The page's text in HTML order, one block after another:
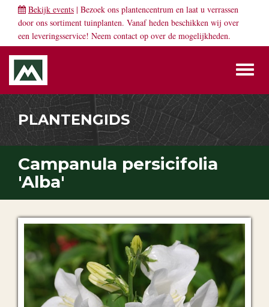
Bekijk events | Bezoek ons plantencentrum en laat u verrassen
door ons sortiment tuinplanten. Vanaf heden beschikken wij over
een leveringsservice! Neem contact op over de mogelijkheden.
PLANTENGIDS
Campanula persicifolia
'Alba'